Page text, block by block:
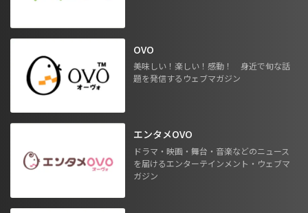
OVO
美味しい！楽しい！感動！ 身近で旬な話
題を発信するウェブマガジン
エンタメOVO
ドラマ・映画・舞台・音楽などのニュース
を届けるエンターテインメント・ウェブマ
ガジン